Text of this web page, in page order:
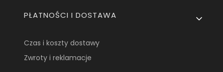
PŁATNOŚCI I DOSTAWA
Czas i koszty dostawy
Zwroty i reklamacje